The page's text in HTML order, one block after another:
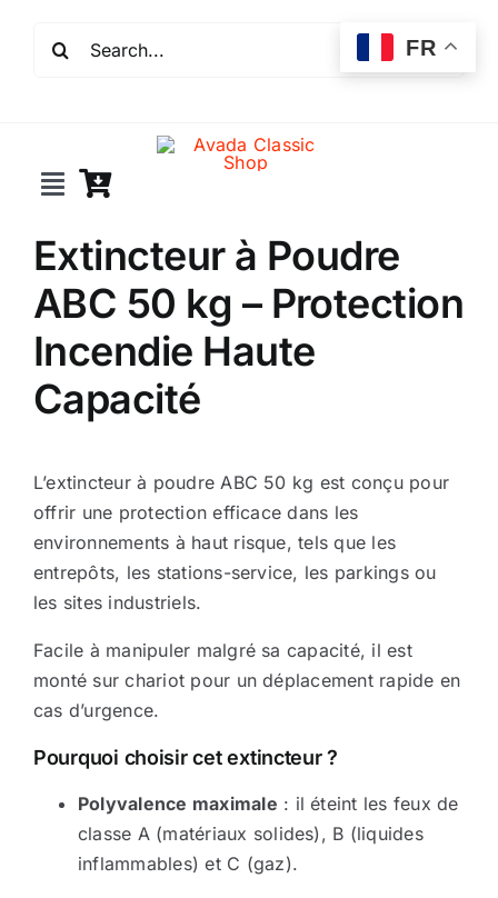
Toggle
Navigation
Incendie
Extincteurs
Robinet incendie
Sécurité incendie
BOUTIQUE
Extincteur à Poudre
ABC 50 kg – Protection
Incendie Haute
Capacité
L’extincteur à poudre ABC 50 kg est conçu pour
offrir une protection efficace dans les
environnements à haut risque, tels que les
entrepôts, les stations-service, les parkings ou
les sites industriels.
Facile à manipuler malgré sa capacité, il est
monté sur chariot pour un déplacement rapide en
cas d’urgence.
Pourquoi choisir cet extincteur ?
Polyvalence maximale : il éteint les feux de
classe A (matériaux solides), B (liquides
inflammables) et C (gaz).
FR